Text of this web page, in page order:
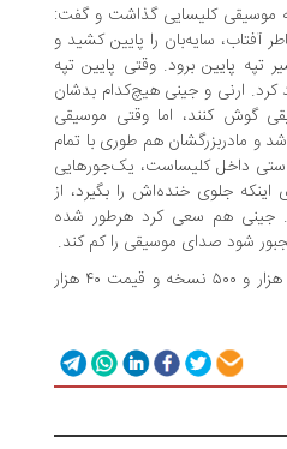
موسیقی کلیسایی گذاشت و گفت:
آفتاب، سایه‌بان را پایین کشید و
تپه پایین برود. وقتی پایین تپه
کرد. ارنی و جینی هیچ‌کدام بدشان
گوش کنند، اما وقتی موسیقی
و مادربزرگشان هم طوری با تمام
داخل کلیساست، یک‌جورهایی
جلوی خنده‌اش را بگیرد، از
جینی هم سعی کرد هرطور شده
شود صدای موسیقی را کم کند.
این کتاب با ۴۰۰ صفحه، شمارگان هزار و ۵۰۰ نسخه و قیمت ۴۰ هزار